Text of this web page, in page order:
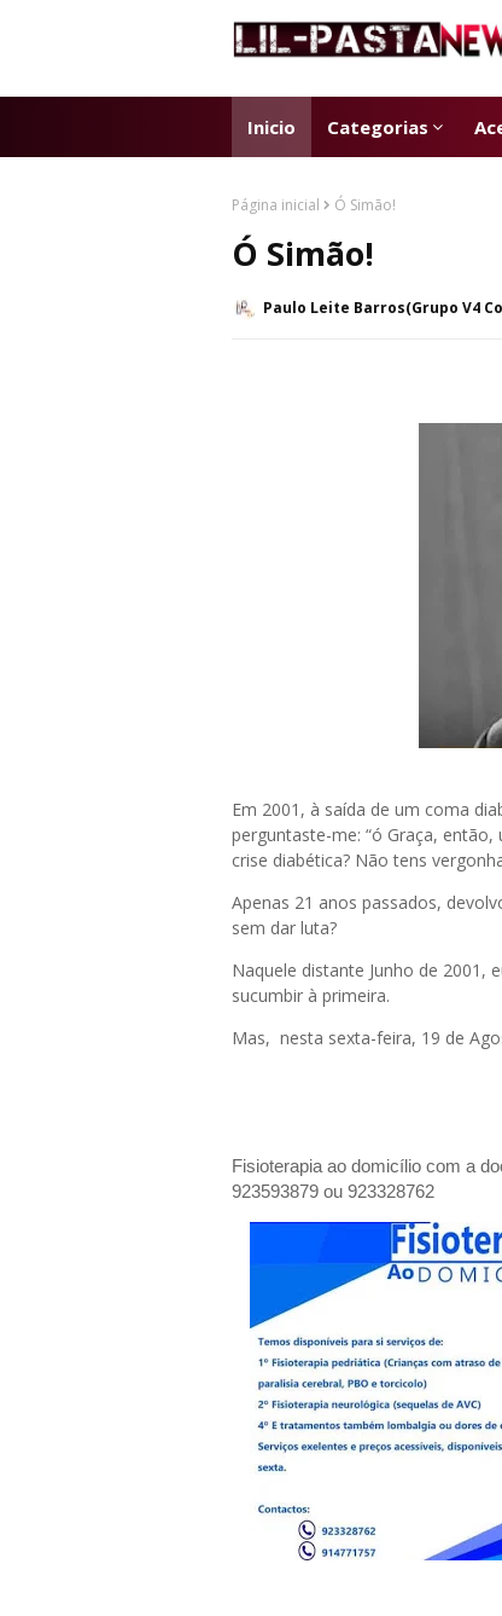
Inicio Categorias
Página inicial Ó Simão!
Ó Simão!
Paulo Leite Barros(Grupo V4
Em 2001, à saída de um coma
perguntaste-me: “ó Graça,
crise diabética? Não tens
Apenas 21 anos passados,
sem dar luta?
Naquele distante Junho de 2001,
sucumbir à primeira.
Mas, nesta sexta-feira, 19 de
Fisioterapia ao domicílio com a
923593879 ou 923328762